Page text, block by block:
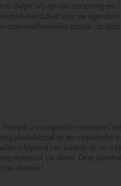
Belgïe. Wij zijn van oorsprong
kandidaat voor uw
onafhankelijke positie : op
wilt u uw eigendom verkopen/
plaatsbezoek en een realistische
u blijvend van waarde zijn en u
steeds tot uw dienst. Onze
clienten !